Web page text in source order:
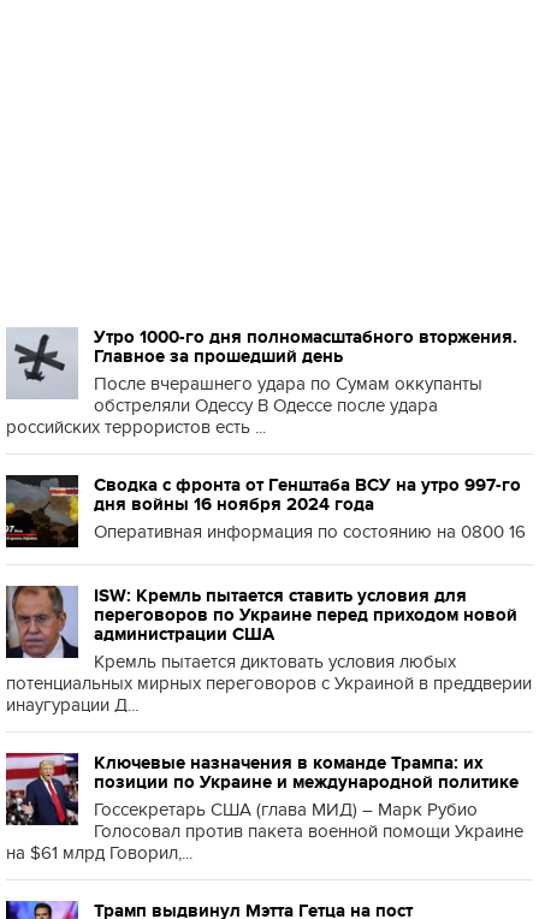
Утро 1000-го дня полномасштабного вторжения.
Главное за прошедший день
После вчерашнего удара по Сумам оккупанты
обстреляли Одессу В Одессе после удара
российских террористов есть ...
Сводка с фронта от Генштаба ВСУ на утро 997-го
дня войны 16 ноября 2024 года
Оперативная информация по состоянию на 0800 16
ISW: Кремль пытается ставить условия для
переговоров по Украине перед приходом новой
администрации США
Кремль пытается диктовать условия любых
потенциальных мирных переговоров с Украиной в преддверии
инаугурации Д...
Ключевые назначения в команде Трампа: их
позиции по Украине и международной политике
Госсекретарь США (глава МИД) – Марк Рубио
Голосовал против пакета военной помощи Украине
на $61 млрд Говорил,...
Трамп выдвинул Мэтта Гетца на пост